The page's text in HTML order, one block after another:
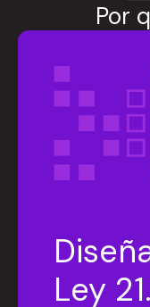
Por
Ley